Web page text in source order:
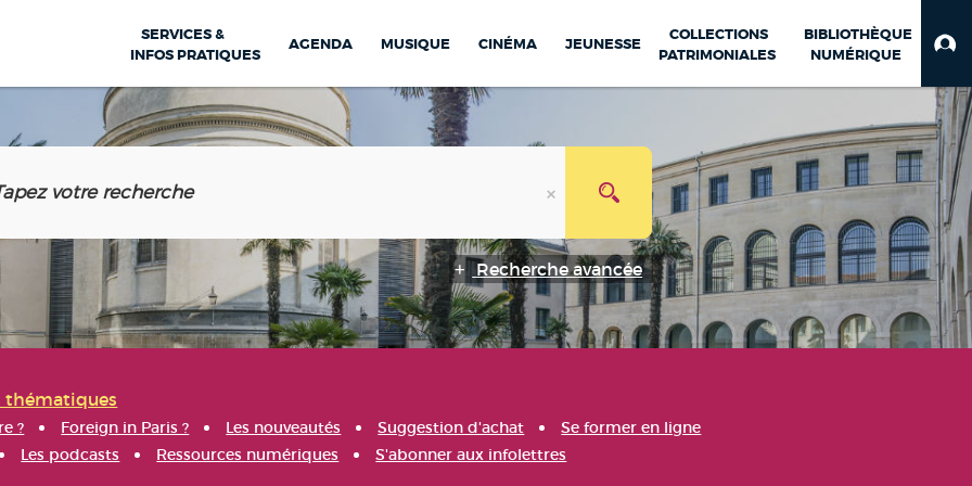
SERVICES &
INFOS PRATIQUES
AGENDA MUSIQUE CINÉMA JEUNESSE
COLLECTIONS
PATRIMONIALES
BIBLIOTHÈQUE
NUMÉRIQUE
Recherche avancée
thématiques
? Foreign in Paris ? Les nouveautés Suggestion d'achat
Se former en ligne
Les podcasts Ressources numériques S'abonner aux infolettres